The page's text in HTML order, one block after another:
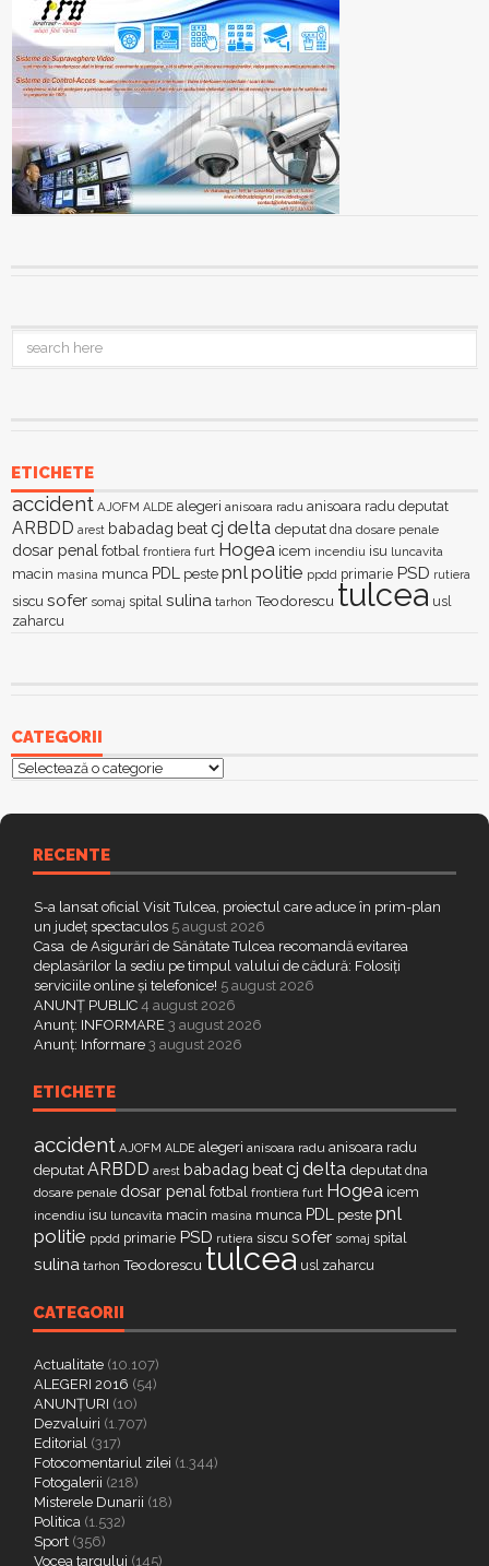
ETICHETE
accident AJOFM ALDE alegeri anisoara radu anisoara radu deputat
ARBDD arest babadag beatcj delta deputat dna dosare penale
dosar penal fotbal frontiera furt Hogea icem incendiu isu luncavita
macin masina munca PDL peste pnl politie ppdd primarie PSD rutiera
siscu sofer somaj spital sulina tarhon Teodorescu tulcea usl
zaharcu
CATEGORII
Categorii
RECENTE
S-a lansat oficial Visit Tulcea, proiectul care aduce în prim-plan
un județ spectaculos 5 august 2026
Casa de Asigurări de Sănătate Tulcea recomandă evitarea
deplasărilor la sediu pe timpul valului de cădură: Folosiți
serviciile online și telefonice! 5 august 2026
ANUNȚ PUBLIC 4 august 2026
Anunț: INFORMARE 3 august 2026
Anunț: Informare 3 august 2026
ETICHETE
accident AJOFM ALDE alegeri anisoara radu anisoara radu
deputat ARBDD arest babadag beatcj delta deputat dna
dosare penale dosar penal fotbal frontiera furt Hogea icem
incendiu isu luncavita macin masina munca PDL peste pnl
politie ppdd primarie PSD rutiera siscu sofer somaj spital
sulina tarhon Teodorescu tulcea usl zaharcu
CATEGORII
Actualitate (10.107)
ALEGERI 2016 (54)
ANUNȚURI (10)
Dezvaluiri (1.707)
Editorial (317)
Fotocomentariul zilei (1.344)
Fotogalerii (218)
Misterele Dunarii (18)
Politica (1.532)
Sport (356)
Vocea targului (145)